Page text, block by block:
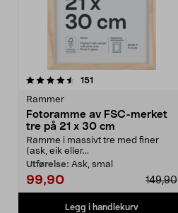
151
Rammer
Fotoramme av FSC-merket
tre på 21 x 30 cm
Ramme i massivt tre med finer
(ask, eik eller...
Utførelse: Ask, smal
149,90
99,90
Legg i handlekurv
4.5av 5 stjerner